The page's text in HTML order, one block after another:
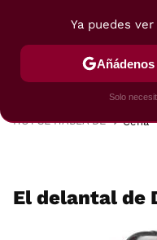
POSTRES VIAJES
HOY SE HABLA DE Cena
El delantal de
Ya puedes
Solo